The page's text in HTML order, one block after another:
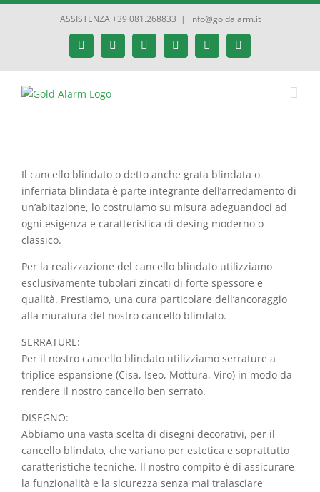
ASSISTENZA +39 081.268833 | info@goldalarm.it
FacebookGoogle+ InstagramTwitter YouTube
Il cancello blindato o detto anche grata blindata o
inferriata blindata è parte integrante dell’arredamento di
un’abitazione, lo costruiamo su misura adeguandoci ad
ogni esigenza e caratteristica di desing moderno o
classico.
Per la realizzazione del cancello blindato utilizziamo
esclusivamente tubolari zincati di forte spessore e
qualità. Prestiamo, una cura particolare dell’ancoraggio
alla muratura del nostro cancello blindato.
SERRATURE:
Per il nostro cancello blindato utilizziamo serrature a
triplice espansione (Cisa, Iseo, Mottura, Viro) in modo da
rendere il nostro cancello ben serrato.
DISEGNO:
Abbiamo una vasta scelta di disegni decorativi, per il
cancello blindato, che variano per estetica e soprattutto
caratteristiche tecniche. Il nostro compito è di assicurare
la funzionalità e la sicurezza senza mai tralasciare